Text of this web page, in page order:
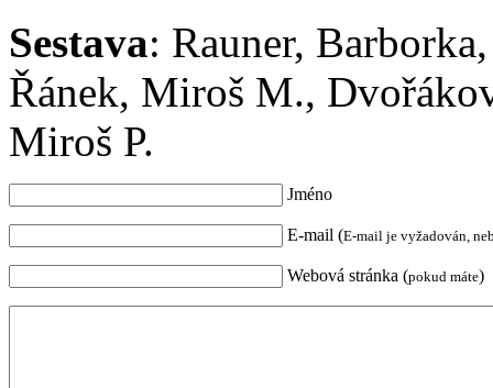
Sestava: Rauner,
Řánek, Miroš M.,
Miroš P.
Jméno
E-mail (E-mail je vyžadován,
Webová stránka (pokud máte)